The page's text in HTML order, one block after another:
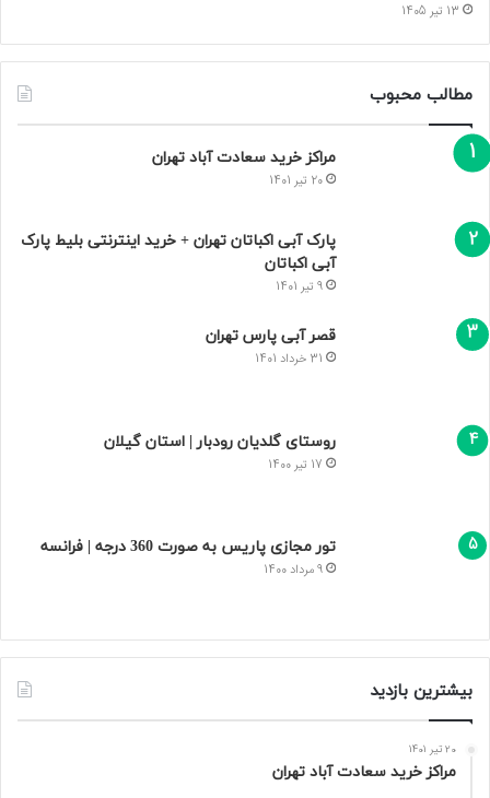
13 تیر 1405
مطالب محبوب
مراکز خرید سعادت‌ آباد تهران
20 تیر 1401
پارک آبی اکباتان تهران + خرید اینترنتی بلیط پارک
آبی اکباتان
9 تیر 1401
قصر آبی پارس تهران
31 خرداد 1401
روستای گلدیان رودبار | استان گیلان
17 تیر 1400
تور مجازی پاریس به صورت 360 درجه | فرانسه
9 مرداد 1400
بیشترین بازدید
20 تیر 1401
مراکز خرید سعادت‌ آباد تهران